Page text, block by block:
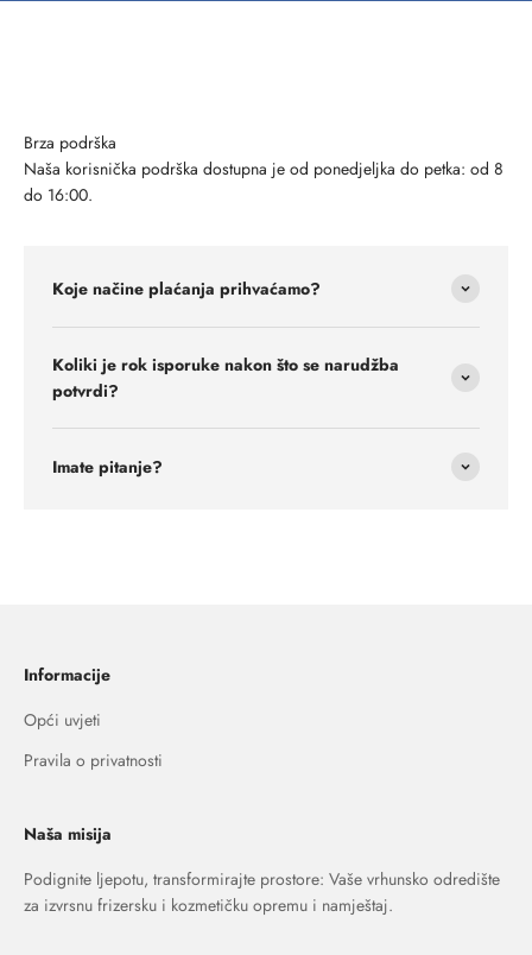
Brza podrška
Naša korisnička podrška dostupna je od ponedjeljka do petka: od 8
do 16:00.
Koje načine plaćanja prihvaćamo?
Koliki je rok isporuke nakon što se narudžba
potvrdi?
Imate pitanje?
Informacije
Opći uvjeti
Pravila o privatnosti
Naša misija
Podignite ljepotu, transformirajte prostore: Vaše vrhunsko odredište
za izvrsnu frizersku i kozmetičku opremu i namještaj.